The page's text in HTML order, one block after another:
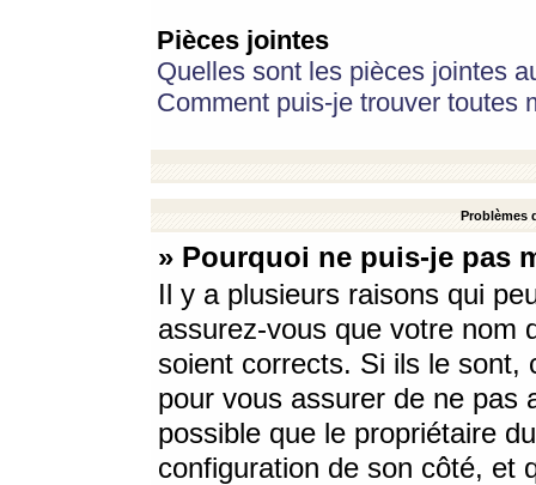
Pièces jointes
Quelles sont les pièces jointes
Comment puis-je trouver toutes
Problèmes
» Pourquoi ne puis-je pas
Il y a plusieurs raisons qui
assurez-vous que votre nom
soient corrects. Si ils le sont,
pour vous assurer de ne pas
possible que le propriétaire
configuration de son côté, et